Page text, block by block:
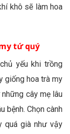
khô sẽ làm hoa
tứ quý
yếu khi trồng
giống hoa trà my
cây mẹ lâu
bệnh. Chọn cành
quá già như vậy